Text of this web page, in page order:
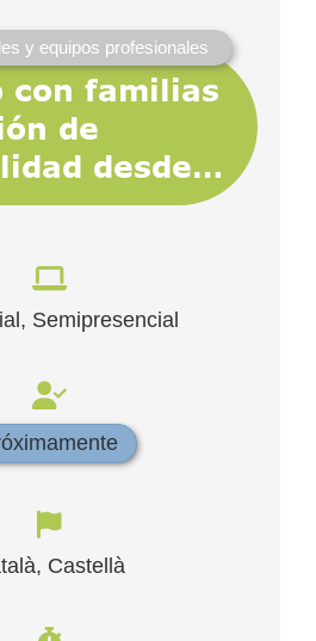
y equipos profesionales
con familias
de
desde
Semipresencial
Castellà